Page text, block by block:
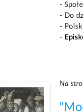
-
- Do
-
-
Na